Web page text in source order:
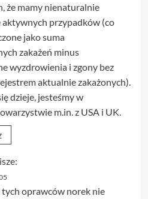
że mamy nienaturalnie
aktywnych przypadków (co
jako suma
zakażeń minus
wyzdrowienia i zgony bez
aktualnie zakażonych).
dzieje, jesteśmy w
m.in. z USA i UK.
tych oprawców norek nie